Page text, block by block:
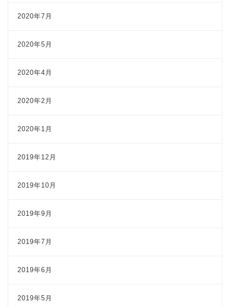
2020年7月
2020年5月
2020年4月
2020年2月
2020年1月
2019年12月
2019年10月
2019年9月
2019年7月
2019年6月
2019年5月